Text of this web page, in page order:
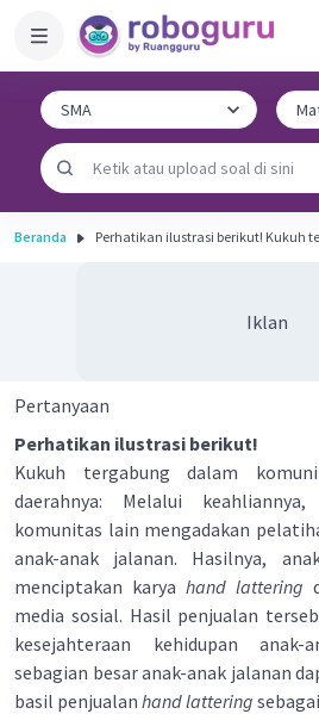
Beranda Perhatikan
Iklan
Pertanyaan
Perhatikan ilustrasi berikut!
Kukuh tergabung dalam
daerahnya: Melalui
komunitas lain mengadakan
anak-anak jalanan. Hasilnya,
menciptakan karya hand lattering
media sosial. Hasil penjualan
kesejahteraan kehidupan anak-
sebagian besar anak-anak jalanan
basil penjualan hand lattering